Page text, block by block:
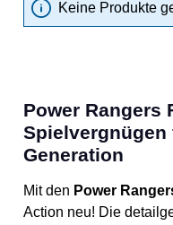
Keine Produkte
Power Rangers
Spielvergnügen
Generation
Mit den Power
Action neu! Die